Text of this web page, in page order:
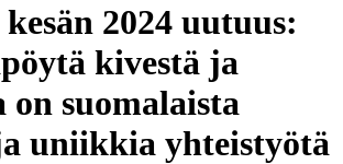
2024 uutuus:
kivestä ja
on suomalaista
uniikkia yhteistyötä